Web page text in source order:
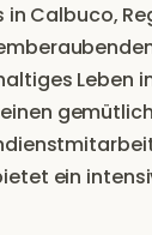
Calbuco,
Leben
ein